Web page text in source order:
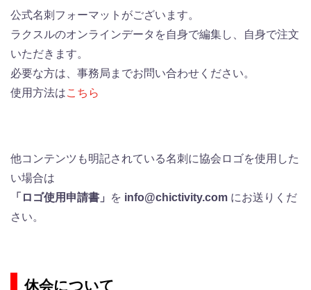
公式名刺フォーマットがございます。
ラクスルのオンラインデータを自身で編集し、自身で注文
いただきます。
必要な方は、事務局までお問い合わせください。
使用方法はこちら
他コンテンツも明記されている名刺に協会ロゴを使用した
い場合は
「ロゴ使用申請書」
を info@chictivity.com にお送りくだ
さい。
休会について